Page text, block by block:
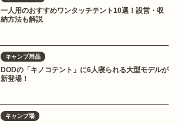
一人用のおすすめワンタッチテント10選！設営・収
納方法も解説
キャンプ用品
DODの「キノコテント」に6人寝られる大型モデルが
新登場！
キャンプ場